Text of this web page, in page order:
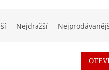
Nejdražší